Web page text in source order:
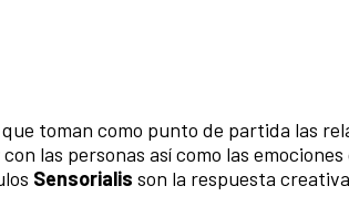
toman como punto de partida las
las personas así como las
Sensorialis son la respuesta